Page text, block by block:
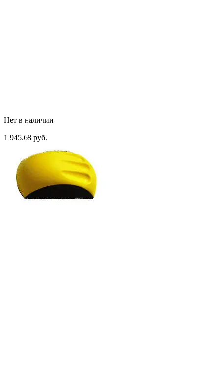
Нет в наличии
1 945.68 руб.